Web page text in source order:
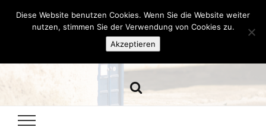
Hazamelistan
Diese Website benutzen Cookies. Wenn Sie die Website weiter
nutzen, stimmen Sie der Verwendung von Cookies zu.
Akzeptieren